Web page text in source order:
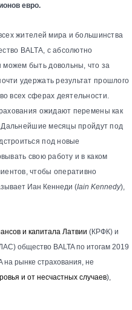
евро.
жителей мира и большинства
BALTA, с абсолютно
быть довольны, что за
удержать результат прошлого
всех сферах деятельности.
ожидают перемены как
Дальнейшие месяцы пройдут под
под новые
свою работу и в каком
чтобы оперативно
Иан Кеннеди (Iain Kennedy),
и капитала Латвии (КРФК) и
общество BALTA по итогам 2019
на рынке страхования, не
и от несчастных случаев),